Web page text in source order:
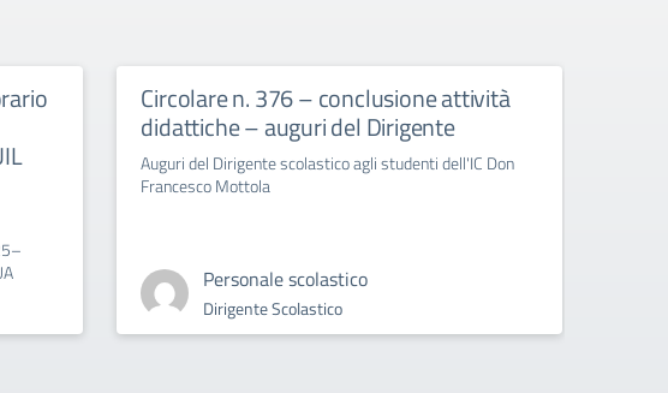
Circolare n. 376 – conclusione attività
didattiche – auguri del Dirigente
Auguri del Dirigente scolastico agli studenti dell'IC Don
Francesco Mottola
Personale scolastico
Dirigente Scolastico